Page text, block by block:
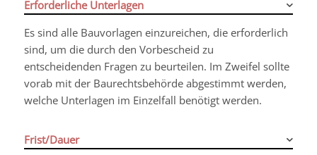
Erforderliche Unterlagen
Es sind alle Bauvorlagen einzureichen, die erforderlich
sind, um die durch den Vorbescheid zu
entscheidenden Fragen zu beurteilen. Im Zweifel sollte
vorab mit der Baurechtsbehörde abgestimmt werden,
welche Unterlagen im Einzelfall benötigt werden.
Frist/Dauer